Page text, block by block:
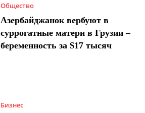
Общество
Азербайджанок вербуют в
суррогатные матери в Грузии –
беременность за $17 тысяч
Бизнес